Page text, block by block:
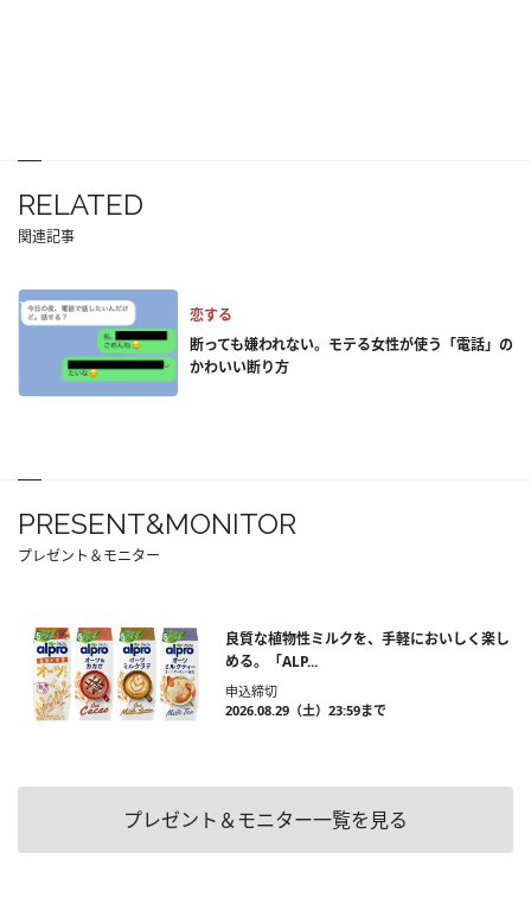
RELATED
関連記事
恋する
断っても嫌われない。モテる女性が使う「電話」の
かわいい断り方
PRESENT&MONITOR
プレゼント＆モニター
良質な植物性ミルクを、手軽においしく楽し
める。「ALP...
申込締切
2026.08.29（土）23:59まで
プレゼント＆モニター一覧を見る